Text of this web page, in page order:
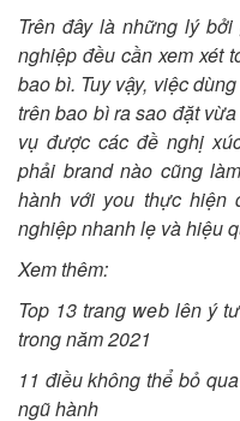
Trên đây là những lý
nghiệp đều cần xem xét
bao bì. Tuy vậy, việc
trên bao bì ra sao đặt
vụ được các đề nghị
phải brand nào cũng
hành với you thực hiện
nghiệp nhanh lẹ và hiệu
Xem thêm:
Top 13 trang web lên ý
trong năm 2021
11 điều không thể bỏ
ngũ hành